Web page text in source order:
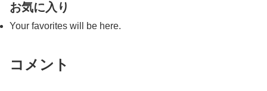
お気に入り
Your favorites will be here.
コメント